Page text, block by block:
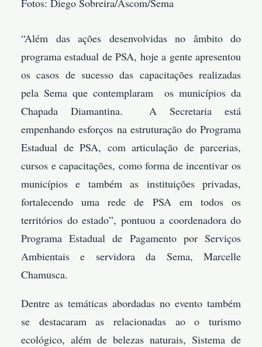
“Além das ações desenvolvidas no âmbito do
programa estadual de PSA, hoje a gente apresentou
os casos de sucesso das capacitações realizadas
pela Sema que contemplaram os municípios da
Chapada Diamantina. A Secretaria está
empenhando esforços na estruturação do Programa
Estadual de PSA, com articulação de parcerias,
cursos e capacitações, como forma de incentivar os
municípios e também as instituições privadas,
fortalecendo uma rede de PSA em todos os
territórios do estado”, pontuou a coordenadora do
Programa Estadual de Pagamento por Serviços
Ambientais e servidora da Sema, Marcelle
Chamusca.
Dentre as temáticas abordadas no evento também
se destacaram as relacionadas ao o turismo
ecológico, além de belezas naturais, Sistema de